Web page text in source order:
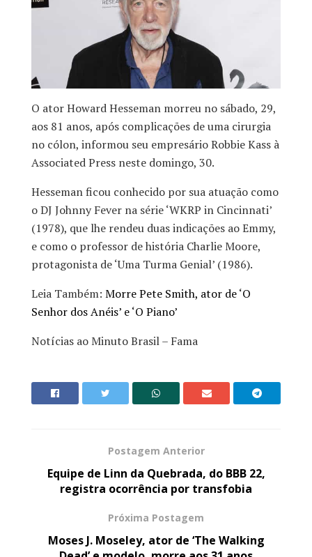
O ator Howard Hesseman morreu no sábado, 29,
aos 81 anos, após complicações de uma cirurgia
no cólon, informou seu empresário Robbie Kass à
Associated Press neste domingo, 30.
Hesseman ficou conhecido por sua atuação como
o DJ Johnny Fever na série ‘WKRP in Cincinnati’
(1978), que lhe rendeu duas indicações ao Emmy,
e como o professor de história Charlie Moore,
protagonista de ‘Uma Turma Genial’ (1986).
Leia Também: Morre Pete Smith, ator de ‘O
Senhor dos Anéis’ e ‘O Piano’
Notícias ao Minuto Brasil – Fama
Postagem Anterior
Equipe de Linn da Quebrada, do BBB 22,
registra ocorrência por transfobia
Próxima Postagem
Moses J. Moseley, ator de ‘The Walking